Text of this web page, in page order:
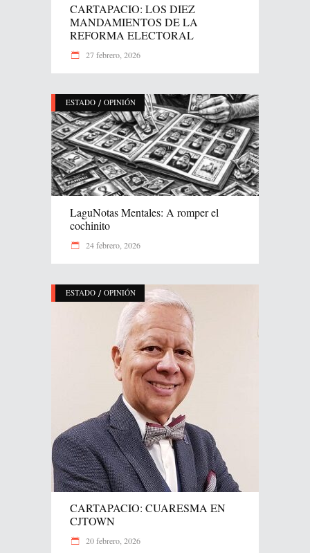
CARTAPACIO: LOS DIEZ
MANDAMIENTOS DE LA
REFORMA ELECTORAL
27 febrero, 2026
ESTADO / OPINIÓN
LaguNotas Mentales: A romper el
cochinito
24 febrero, 2026
ESTADO / OPINIÓN
CARTAPACIO: CUARESMA EN
CJTOWN
20 febrero, 2026